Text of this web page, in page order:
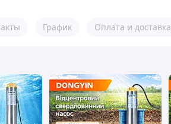
График Оплата и доставка